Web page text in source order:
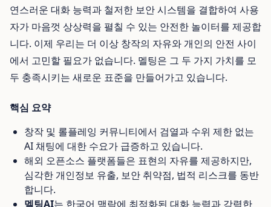
연스러운 대화 능력과 철저한 보안 시스템을 결합하여 사용
자가 마음껏 상상력을 펼칠 수 있는 안전한 놀이터를 제공합
니다. 이제 우리는 더 이상 창작의 자유와 개인의 안전 사이
에서 고민할 필요가 없습니다. 멜팅은 그 두 가지 가치를 모
두 충족시키는 새로운 표준을 만들어가고 있습니다.
핵심 요약
창작 및 롤플레잉 커뮤니티에서 검열과 수위 제한 없는
AI 채팅에 대한 수요가 급증하고 있습니다.
해외 오픈소스 플랫폼들은 표현의 자유를 제공하지만,
심각한 개인정보 유출, 보안 취약점, 법적 리스크를 동반
합니다.
멜팅AI는 한국어 맥락에 최적화된 대화 능력과 강력한